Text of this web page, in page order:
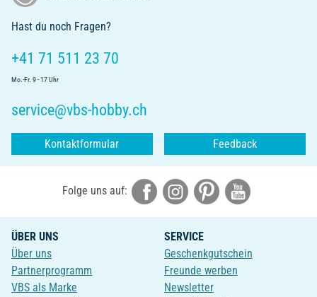
Hast du noch Fragen?
+41 71 511 23 70
Mo.-Fr. 9 - 17 Uhr
service@vbs-hobby.ch
Kontaktformular Feedback
Folge uns auf:
ÜBER UNS
Über uns
Partnerprogramm
VBS als Marke
SERVICE
Geschenkgutschein
Freunde werben
Newsletter